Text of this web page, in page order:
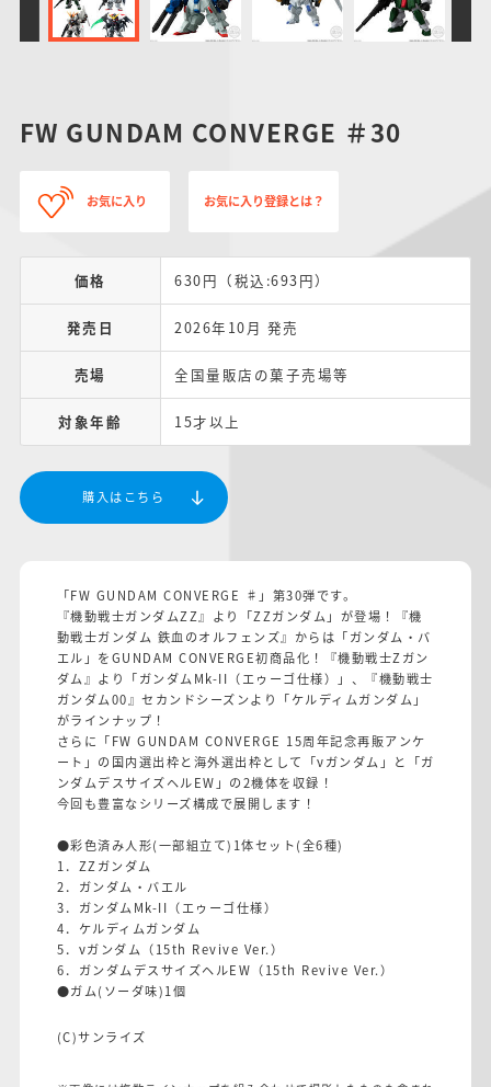
FW GUNDAM CONVERGE ＃30
お気に入り お気に入り登録とは？
価格 630円（税込:693円）
発売日 2026年10月 発売
売場 全国量販店の菓子売場等
対象年齢 15才以上
購入はこちら
「FW GUNDAM CONVERGE ♯」第30弾です。
『機動戦士ガンダムZZ』より「ZZガンダム」が登場！『機
動戦士ガンダム 鉄血のオルフェンズ』からは「ガンダム・バ
エル」をGUNDAM CONVERGE初商品化！『機動戦士Zガン
ダム』より「ガンダムMk-II（エゥーゴ仕様）」、『機動戦士
ガンダム00』セカンドシーズンより「ケルディムガンダム」
がラインナップ！
さらに「FW GUNDAM CONVERGE 15周年記念再販アンケ
ート」の国内選出枠と海外選出枠として「νガンダム」と「ガ
ンダムデスサイズヘルEW」の2機体を収録！
今回も豊富なシリーズ構成で展開します！
●彩色済み人形(一部組立て)1体セット(全6種)
1．ZZガンダム
2．ガンダム・バエル
3．ガンダムMk-II（エゥーゴ仕様）
4．ケルディムガンダム
5．νガンダム（15th Revive Ver.）
6．ガンダムデスサイズヘルEW（15th Revive Ver.）
●ガム(ソーダ味)1個
(C)サンライズ